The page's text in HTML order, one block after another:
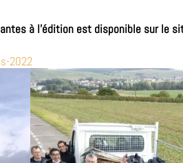
à l’édition est disponible sur le
2022